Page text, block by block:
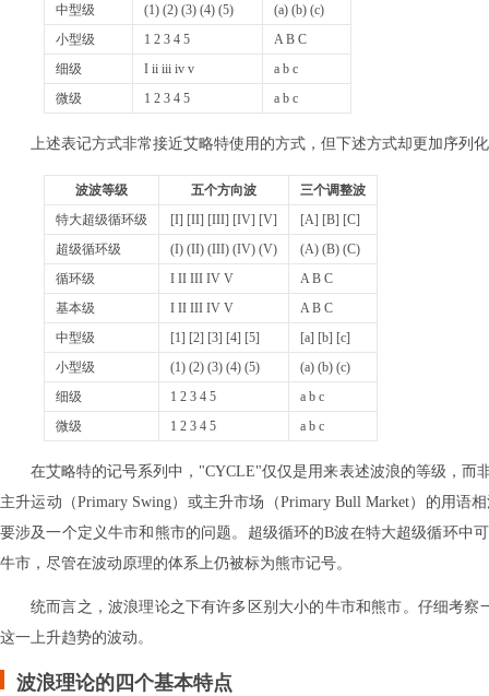
中型级 (1) (2) (3) (4) (5)
(a) (b) (c)
小型级
1 2 3 4 5
A B C
细级
I ii iii iv v
a b c
微级
1 2 3 4 5 a b c
上述表记方式非常接近艾略特使用的方式，但下述方式却更加序列
波波等级 五个方向波
三个调整波
特大超级循环级
[I] [II] [III] [IV] [V]
[A] [B] [C]
超级循环级
(I) (II) (III) (IV) (V)
(A) (B) (C)
循环级
I II III IV V
A B C
基本级
I II III IV V
A B C
中型级
[1] [2] [3] [4] [5]
[a] [b] [c]
小型级
(1) (2) (3) (4) (5)
(a) (b) (c)
细级
1 2 3 4 5
a b c
微级
1 2 3 4 5 a b c
在艾略特的记号系列中，"CYCLE"仅仅是用来表述波浪的等级，而
主升运动（Primary Swing）或主升市场（Primary Bull Market）的用
要涉及一个定义牛市和熊市的问题。超级循环的B波在特大超级循环中
牛市，尽管在波动原理的体系上仍被标为熊市记号。
统而言之，波浪理论之下有许多区别大小的牛市和熊市。仔细考
这一上升趋势的波动。
波浪理论的四个基本特点